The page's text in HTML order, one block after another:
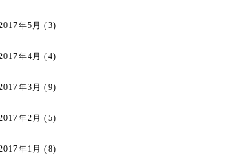
年5月 (3)
年4月 (4)
年3月 (9)
年2月 (5)
年1月 (8)